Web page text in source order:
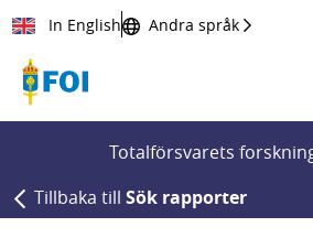
Till innehållet
In English Andra språk
Totalförsvarets
Tillbaka till Sök rapporter